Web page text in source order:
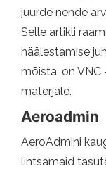
juurde nende
Selle artikli
häälestamise
mõista, on
materjale.
Aeroadmin
AeroAdmini
lihtsamaid